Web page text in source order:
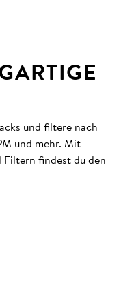
und filtere nach
und mehr. Mit
Filtern findest du den